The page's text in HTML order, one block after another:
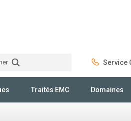
Service
Traités EMC Domaines